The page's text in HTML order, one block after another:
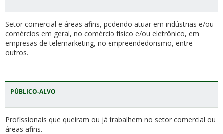
Setor comercial e áreas afins, podendo atuar em indústrias e/ou
comércios em geral, no comércio físico e/ou eletrônico, em
empresas de telemarketing, no empreendedorismo, entre
outros.
PÚBLICO-ALVO
Profissionais que queiram ou já trabalhem no setor comercial ou
áreas afins.